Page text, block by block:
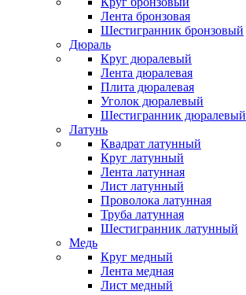
Лента бронзовая
Шестигранник бронзовый
Дюраль
Круг дюралевый
Лента дюралевая
Плита дюралевая
Уголок дюралевый
Шестигранник дюралевый
Латунь
Квадрат латунный
Круг латунный
Лента латунная
Лист латунный
Проволока латунная
Труба латунная
Шестигранник латунный
Медь
Круг медный
Лента медная
Лист медный